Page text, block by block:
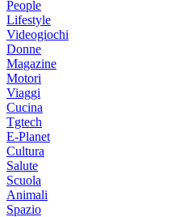
People
Lifestyle
Videogiochi
Donne
Magazine
Motori
Viaggi
Cucina
Tgtech
E-Planet
Cultura
Salute
Scuola
Animali
Spazio